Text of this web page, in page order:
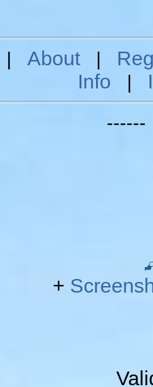
| About|
Info |
+